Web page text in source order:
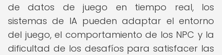
de datos de juego en tiempo real, los
sistemas de IA pueden adaptar el entorno
del juego, el comportamiento de los NPC y la
dificultad de los desafíos para satisfacer las